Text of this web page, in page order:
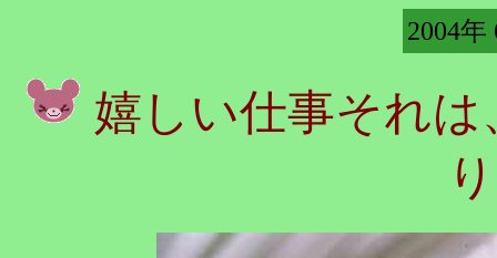
2004年
嬉しい仕事それ